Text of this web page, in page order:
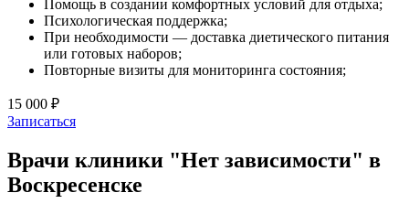
Помощь в создании комфортных условий для отдыха;
Психологическая поддержка;
При необходимости — доставка диетического питания
или готовых наборов;
Повторные визиты для мониторинга состояния;
15 000 ₽
Записаться
Врачи клиники "Нет зависимости" в
Воскресенске